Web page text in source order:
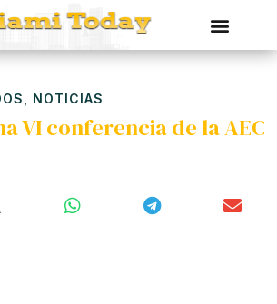
NOTICIAS
VI conferencia de la AEC